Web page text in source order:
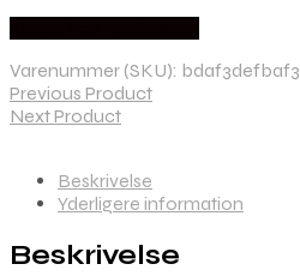
Varenummer (SKU): bdaf3defbaf3
Previous Product
Next Product
Beskrivelse
Yderligere information
Beskrivelse